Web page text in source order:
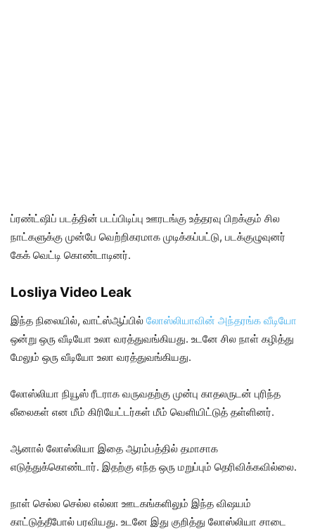
ப்ரண்ட்ஷிப் படத்தின் படப்பிடிப்பு ஊரடங்கு உத்தரவு பிறக்கும் சில
நாட்களுக்கு முன்பே வெற்றிகரமாக முடிக்கப்பட்டு, படக்குழுவுனர்
கேக் வெட்டி கொண்டாடினர்.
Losliya Video Leak
இந்த நிலையில், வாட்ஸ்ஆப்பில் லோஸ்லியாவின் அந்தரங்க வீடியோ
ஒன்று ஒரு வீடியோ உலா வரத்துவங்கியது. உடனே சில நாள் கழித்து
மேலும் ஒரு வீடியோ உலா வரத்துவங்கியது.
லோஸ்லியா நியூஸ் ரீடராக வருவதற்கு முன்பு காதலருடன் புரிந்த
லீலைகள் என மீம் கிரியேட்டர்கள் மீம் வெளியிட்டுத் தள்ளினர்.
ஆனால் லோஸ்லியா இதை ஆரம்பத்தில் தமாசாக
எடுத்துக்கொண்டார். இதற்கு எந்த ஒரு மறுப்பும் தெரிவிக்கவில்லை.
நாள் செல்ல செல்ல எல்லா ஊடகங்களிலும் இந்த விஷயம்
காட்டுத்தீபோல் பரவியது. உடனே இது குறித்து லோஸ்லியா சாடை